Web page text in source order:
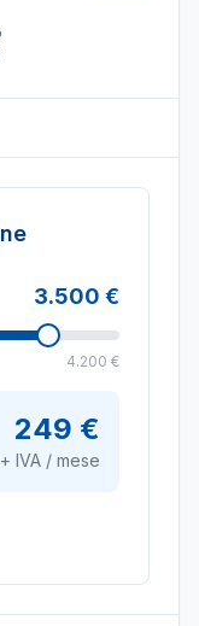
3.500 €
4.200 €
249 €
+ IVA / mese